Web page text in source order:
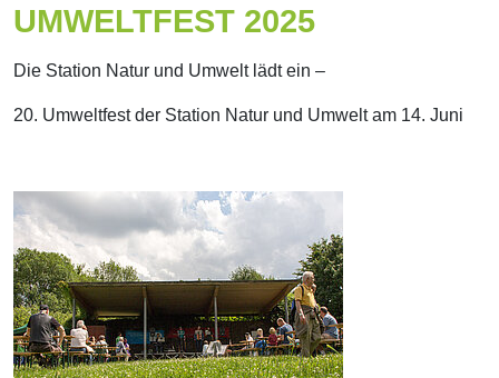
UMWELTFEST 2025
Die Station Natur und Umwelt lädt ein –
20. Umweltfest der Station Natur und Umwelt am 14. Juni